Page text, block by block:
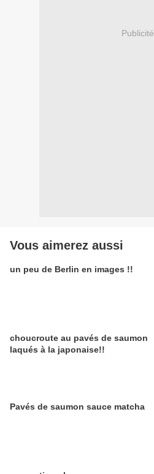
Publicité
Vous aimerez aussi
un peu de Berlin en images !!
choucroute au pavés de saumon
laqués à la japonaise!!
Pavés de saumon sauce matcha